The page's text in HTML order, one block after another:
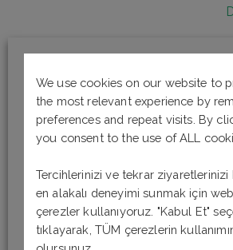
We use cookies on our website to
the most relevant experience by
preferences and repeat visits. By
you consent to the use of ALL
Tercihlerinizi ve tekrar ziyaretlerinizi
en alakalı deneyimi sunmak için
çerezler kullanıyoruz. "Kabul Et"
tıklayarak, TÜM çerezlerin